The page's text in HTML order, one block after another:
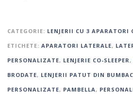
CATEGORIE: LENJERII CU 3 APARATORI
ETICHETE: APARATORI LATERALE,
PERSONALIZATE, LENJERIE CO-SLEEPER,
BRODATE, LENJERII PATUT DIN BUMBAC
PERSONALIZATE, PAMBELLA,